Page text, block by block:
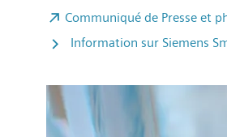
Communiqué de Presse et
Information sur Siemens